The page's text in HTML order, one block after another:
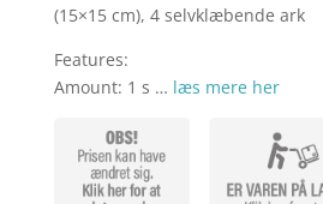
(15×15 cm), 4 selvklæbende ark
Features:
Amount: 1 s … læs mere her